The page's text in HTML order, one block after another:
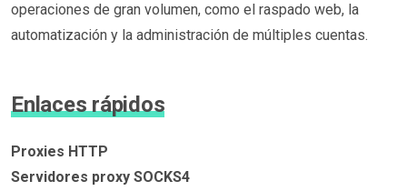
operaciones de gran volumen, como el raspado web, la
automatización y la administración de múltiples cuentas.
Enlaces rápidos
Proxies HTTP
Servidores proxy SOCKS4